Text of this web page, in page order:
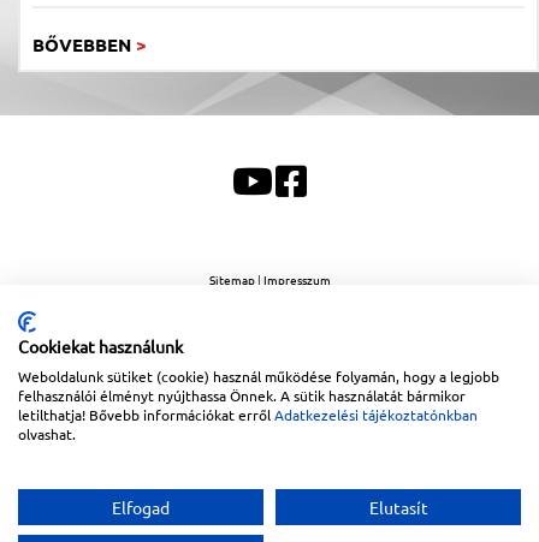
BŐVEBBEN >
Sitemap | Impresszum
Copyright © 2026
Webbolt | webdesign és implementáció:
Cookiekat használunk
Weboldalunk sütiket (cookie) használ működése folyamán, hogy a legjobb
felhasználói élményt nyújthassa Önnek. A sütik használatát bármikor
letilthatja! Bővebb információkat errőlAdatkezelési tájékoztatónkban
olvashat.
Elfogad Elutasít